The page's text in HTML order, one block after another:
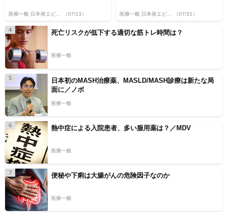
医療一般 日本発エビデンス （07/13） 医療一般 日本発エビデンス （07/31）
4 死亡リスクが低下する適切な筋トレ時間は？
医療一般
5
日本初のMASH治療薬、MASLD/MASH診療は新たな局
面に／ノボ
医療一般
6 熱中症による入院患者、多い服用薬は？／MDV
医療一般
7 便秘や下痢は大腸がんの危険因子なのか
医療一般